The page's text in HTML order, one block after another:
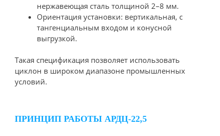
нержавеющая сталь толщиной 2–8 мм.
Ориентация установки: вертикальная, с
тангенциальным входом и конусной
выгрузкой.
Такая спецификация позволяет использовать
циклон в широком диапазоне промышленных
условий.
ПРИНЦИП РАБОТЫ АРДЦ-22,5